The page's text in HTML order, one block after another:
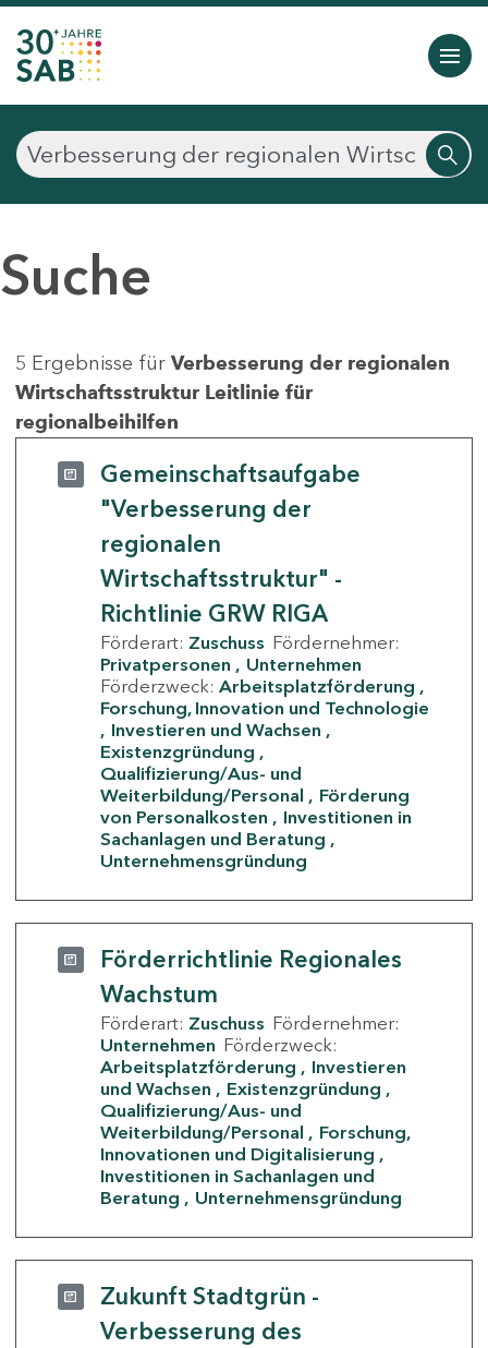
Suche
5 Ergebnisse für Verbesserung der regionalen
Wirtschaftsstruktur Leitlinie für
regionalbeihilfen
Gemeinschaftsaufgabe
"Verbesserung der
regionalen
Wirtschaftsstruktur" -
Richtlinie GRW RIGA
Förderart: Zuschuss Fördernehmer:
Privatpersonen
Unternehmen
Förderzweck: Arbeitsplatzförderung
Forschung, Innovation und Technologie
Investieren und Wachsen
Existenzgründung
Qualifizierung/Aus- und
Weiterbildung/Personal
Förderung
von Personalkosten
Investitionen in
Sachanlagen und Beratung
Unternehmensgründung
Förderrichtlinie Regionales
Wachstum
Förderart: Zuschuss Fördernehmer:
Unternehmen Förderzweck:
Arbeitsplatzförderung
Investieren
und Wachsen
Existenzgründung
Qualifizierung/Aus- und
Weiterbildung/Personal
Forschung,
Innovationen und Digitalisierung
Investitionen in Sachanlagen und
Beratung
Unternehmensgründung
Zukunft Stadtgrün -
Verbesserung des